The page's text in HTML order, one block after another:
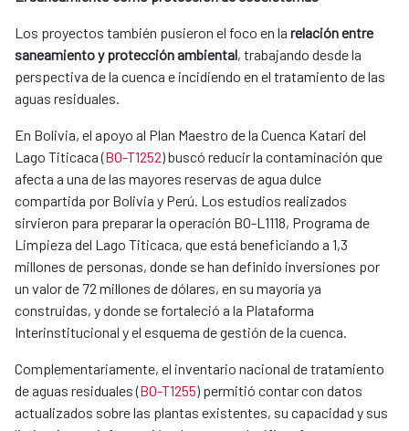
Los proyectos también pusieron el foco en la relación entre
saneamiento y protección ambiental, trabajando desde la
perspectiva de la cuenca e incidiendo en el tratamiento de las
aguas residuales.
En Bolivia, el apoyo al Plan Maestro de la Cuenca Katari del
Lago Titicaca (BO-T1252) buscó reducir la contaminación que
afecta a una de las mayores reservas de agua dulce
compartida por Bolivia y Perú. Los estudios realizados
sirvieron para preparar la operación BO-L1118, Programa de
Limpieza del Lago Titicaca, que está beneficiando a 1,3
millones de personas, donde se han definido inversiones por
un valor de 72 millones de dólares, en su mayoría ya
construidas, y donde se fortaleció a la Plataforma
Interinstitucional y el esquema de gestión de la cuenca.
Complementariamente, el inventario nacional de tratamiento
de aguas residuales (BO-T1255) permitió contar con datos
actualizados sobre las plantas existentes, su capacidad y sus